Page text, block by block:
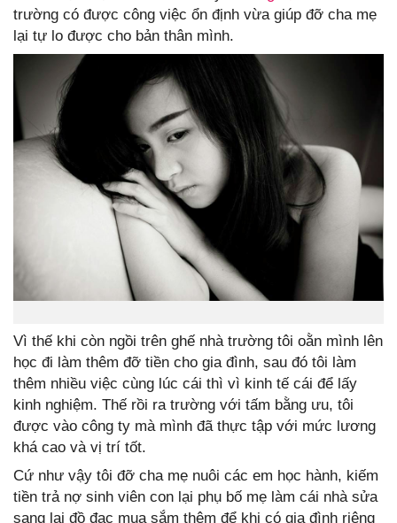
trường có được công việc ổn định vừa giúp đỡ cha mẹ
lại tự lo được cho bản thân mình.
Vì thế khi còn ngồi trên ghế nhà trường tôi oằn mình lên
học đi làm thêm đỡ tiền cho gia đình, sau đó tôi làm
thêm nhiều việc cùng lúc cái thì vì kinh tế cái để lấy
kinh nghiệm. Thế rồi ra trường với tấm bằng ưu, tôi
được vào công ty mà mình đã thực tập với mức lương
khá cao và vị trí tốt.
Cứ như vậy tôi đỡ cha mẹ nuôi các em học hành, kiếm
tiền trả nợ sinh viên con lại phụ bố mẹ làm cái nhà sửa
sang lại đồ đạc mua sắm thêm để khi có gia đình riêng